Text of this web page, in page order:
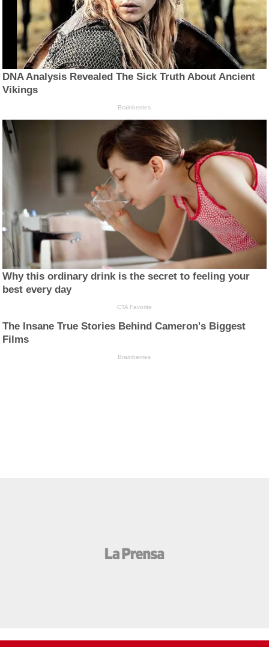
DNA Analysis Revealed The Sick Truth About Ancient
Vikings
Brainberries
Why this ordinary drink is the secret to feeling your
best every day
CTA Favorite
The Insane True Stories Behind Cameron's Biggest
Films
Brainberries